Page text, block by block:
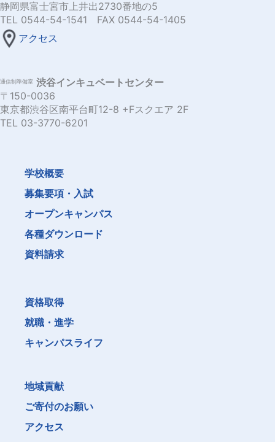
静岡県富士宮市上井出2730番地の5
TEL 0544-54-1541 FAX 0544-54-1405
アクセス
通信制準備室 渋谷インキュベートセンター
〒150-0036
東京都渋谷区南平台町12-8 +Fスクエア 2F
TEL 03-3770-6201
学校概要
募集要項・入試
オープンキャンパス
各種ダウンロード
資料請求
資格取得
就職・進学
キャンパスライフ
地域貢献
ご寄付のお願い
アクセス